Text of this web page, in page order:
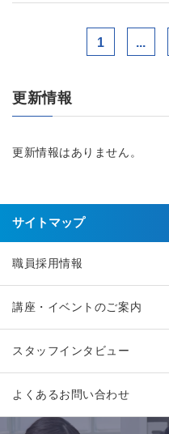
1 ...
更新情報
更新情報はありません。
サイトマップ
職員採用情報
講座・イベントのご案内
スタッフインタビュー
よくあるお問い合わせ